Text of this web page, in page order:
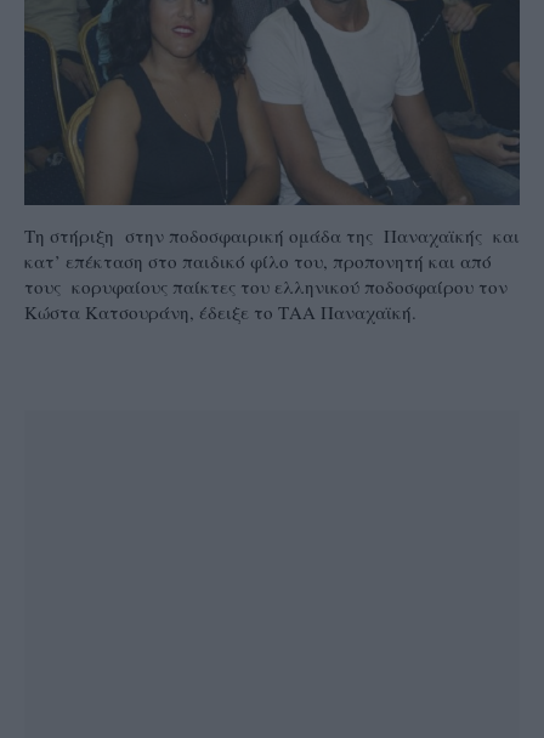
Τη στήριξη στην ποδοσφαιρική ομάδα της Παναχαϊκής και
κατ’ επέκταση στο παιδικό φίλο του, προπονητή και από
τους κορυφαίους παίκτες του ελληνικού ποδοσφαίρου τον
Κώστα Κατσουράνη, έδειξε το ΤΑΑ Παναχαϊκή.